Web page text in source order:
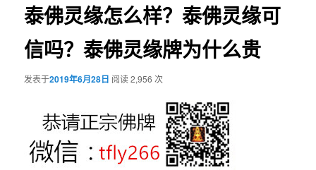
泰佛灵缘怎么样？泰佛灵缘可
信吗？泰佛灵缘牌为什么贵
发表于2019年6月28日 阅读 2,956 次